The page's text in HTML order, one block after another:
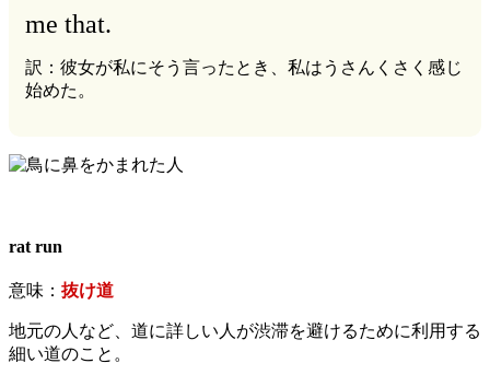
me that.
訳：彼女が私にそう言ったとき、私はうさんくさく感じ
始めた。
rat run
意味： 抜け道
地元の人など、道に詳しい人が渋滞を避けるために利用する
細い道のこと。